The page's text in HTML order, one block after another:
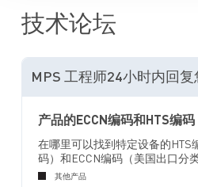
技术论坛
MPS 工程师24小时内回复
产品的ECCN编码和HTS编码
在哪里可以找到特定设备的HTS
码）和ECCN编码（美国出口分
其他产品